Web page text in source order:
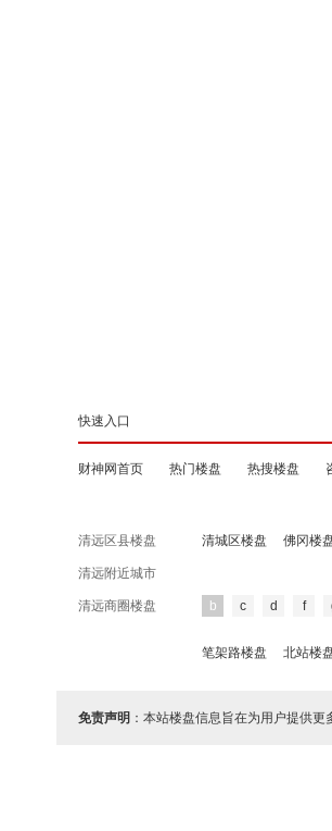
快速入口
财神网首页 热门楼盘 热搜楼盘
清远区县楼盘 清城区楼盘 佛冈楼
清远附近城市
清远商圈楼盘 b c d f
笔架路楼盘 北站楼
免责声明 ：本站楼盘信息旨在为用户提供